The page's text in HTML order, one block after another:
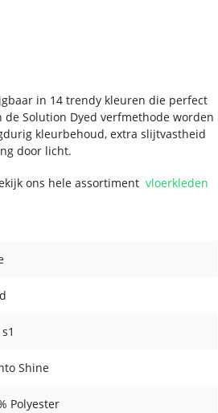
in 14 trendy kleuren die perfect
Solution Dyed verfmethode worden
kleurbehoud, extra slijtvastheid
door licht.
ons hele assortimentvloerkleden
Shine
Polyester